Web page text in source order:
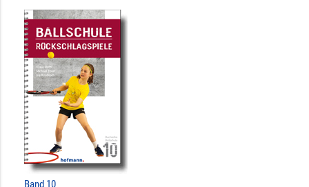
Band 10